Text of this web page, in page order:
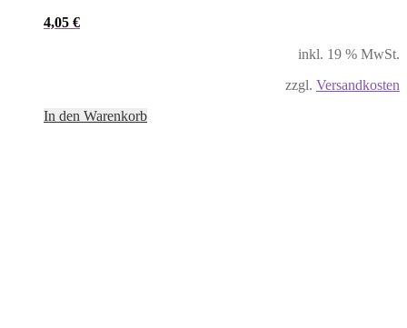
4,05 €
inkl. 19 % MwSt.
zzgl. Versandkosten
In den Warenkorb